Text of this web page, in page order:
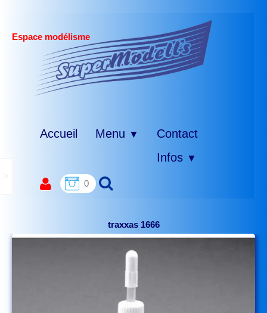
Espace modélisme
Accueil Menu ▼
Contact
Infos ▼
0
traxxas 1666